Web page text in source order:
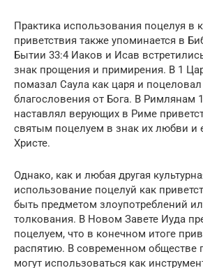
Практика использования поцелуя в
приветствия также упоминается в
Бытии 33:4 Иаков и Исав
знак прощения и примирения. В 1
помазал Саула как царя и поцеловал
благословения от Бога. В Римлянам
наставлял верующих в Риме
святым поцелуем в знак их любви и
Христе.
Однако, как и любая другая
использование поцелуй как
быть предметом злоупотреблений
толкования. В Новом Завете Иуда
поцелуем, что в конечном итоге
распятию. В современном обществе
могут использоваться как